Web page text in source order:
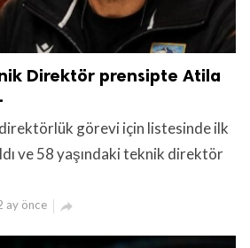
Direktör prensipte Atila
görevi için listesinde ilk
ve 58 yaşındaki teknik direktör
ay önce 